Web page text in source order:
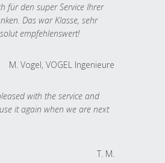
für den super Service Ihrer
Das war Klasse, sehr
empfehlenswert!
M. Vogel, VOGEL Ingenieure
with the service and
it again when we are next
T. M.